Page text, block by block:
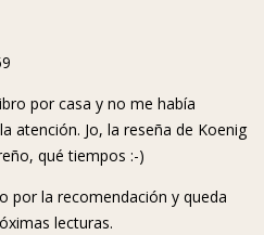
por casa y no me había
atención. Jo, la reseña de Koenig
qué tiempos :-)
por la recomendación y queda
lecturas.